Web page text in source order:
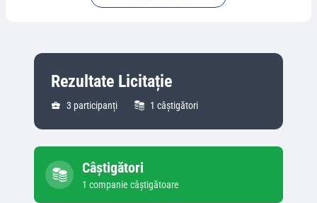
Rezultate Licitație
3 participanți 1 câștigători
Câștigători
1 companie câștigătoare